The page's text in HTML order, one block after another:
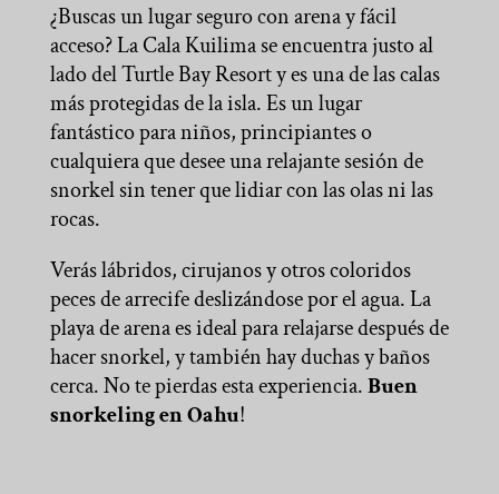
¿Buscas un lugar seguro con arena y fácil
acceso? La Cala Kuilima se encuentra justo al
lado del Turtle Bay Resort y es una de las calas
más protegidas de la isla. Es un lugar
fantástico para niños, principiantes o
cualquiera que desee una relajante sesión de
snorkel sin tener que lidiar con las olas ni las
rocas.
Verás lábridos, cirujanos y otros coloridos
peces de arrecife deslizándose por el agua. La
playa de arena es ideal para relajarse después de
hacer snorkel, y también hay duchas y baños
cerca. No te pierdas esta experiencia.Buen
snorkeling en Oahu!